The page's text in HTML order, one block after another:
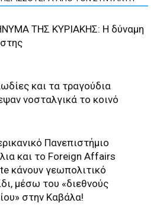
ΤΗΣ ΚΥΡΙΑΚΗΣ: Η δύναμη
και τα τραγούδια
νοσταλγικά το κοινό
Πανεπιστήμιο
και το Foreign Affairs
κάνουν γεωπολιτικό
μέσω του «διεθνούς
στην Καβάλα!